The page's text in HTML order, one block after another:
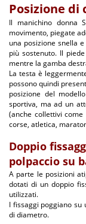
Posizione di
Il manichino donna
movimento, piegate
una posizione snella
più sostenuto. Il
mentre la gamba
La testa è
possono quindi
posizione del
sportiva, ma ad un
(anche collettivi
corse, atletica,
Doppio
polpaccio su
A parte le posizioni
dotati di un doppio
utilizzati.
I fissaggi poggiano
di diametro.